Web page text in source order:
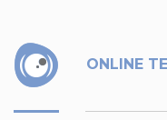
ONLINE